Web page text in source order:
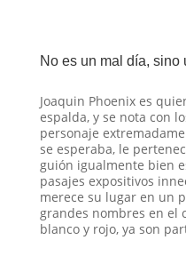
No es un mal día, sino
Joaquin Phoenix es
espalda, y se nota con
personaje
se esperaba, le
guión igualmente bien
pasajes expositivos
merece su lugar en un
grandes nombres en el
blanco y rojo, ya son